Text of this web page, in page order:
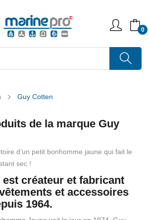
0
Guy Cotten
de la marque Guy
d’un petit bonhomme jaune qui fait le
sec !
est créateur et fabricant
et accessoires
1964.